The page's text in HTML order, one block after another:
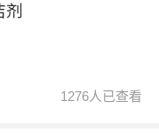
1276人已查看